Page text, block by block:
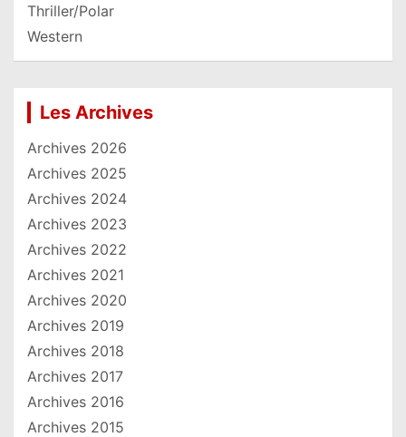
Thriller/Polar
Western
Les Archives
Archives 2026
Archives 2025
Archives 2024
Archives 2023
Archives 2022
Archives 2021
Archives 2020
Archives 2019
Archives 2018
Archives 2017
Archives 2016
Archives 2015